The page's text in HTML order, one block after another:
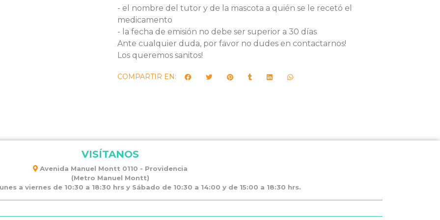
- el nombre del tutor y de la mascota a quién se le recetó el
medicamento
- la fecha de emisión no debe ser superior a 30 días
Ante cualquier duda, por favor no dudes en contactarnos!
Los queremos sanitos!
COMPARTIR EN:
VISÍTANOS
Avenida Manuel Montt 0110 - Providencia
(Metro Manuel Montt)
a viernes de 10:30 a 18:30 hrs y Sábado de 10:30 a 14:00 y de 15:00 a 18:30 hrs.